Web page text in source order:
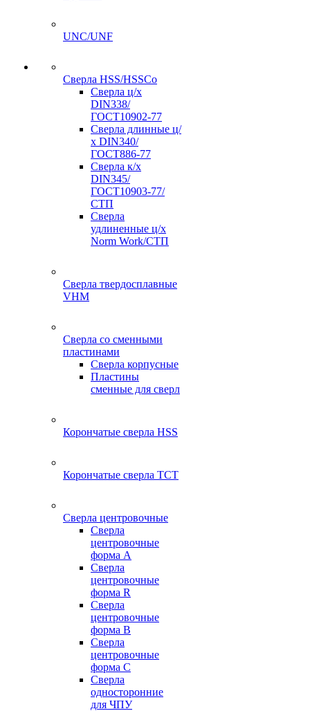
UNC/UNF
Сверла HSS/HSSCo
Сверла ц/х
DIN338/
ГОСТ10902-77
Сверла длинные ц/
х DIN340/
ГОСТ886-77
Сверла к/х
DIN345/
ГОСТ10903-77/
СТП
Сверла
удлиненные ц/х
Norm Work/СТП
Сверла твердосплавные
VHM
Сверла со сменными
пластинами
Сверла корпусные
Пластины
сменные для сверл
Корончатые сверла HSS
Корончатые сверла TCT
Сверла центровочные
Сверла
центровочные
форма A
Сверла
центровочные
форма R
Сверла
центровочные
форма B
Сверла
центровочные
форма C
Сверла
односторонние
для ЧПУ